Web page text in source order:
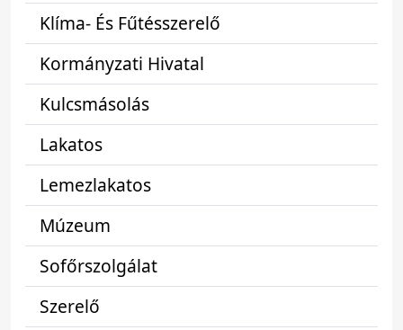
Klíma- És Fűtésszerelő
Kormányzati Hivatal
Kulcsmásolás
Lakatos
Lemezlakatos
Múzeum
Sofőrszolgálat
Szerelő